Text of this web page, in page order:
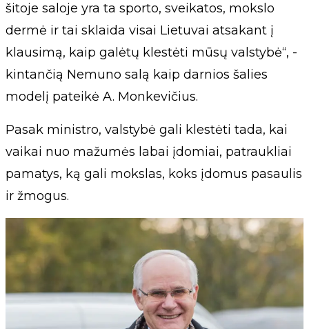
šitoje saloje yra ta sporto, sveikatos, mokslo
dermė ir tai sklaida visai Lietuvai atsakant į
klausimą, kaip galėtų klestėti mūsų valstybė“, -
kintančią Nemuno salą kaip darnios šalies
modelį pateikė A. Monkevičius.
Pasak ministro, valstybė gali klestėti tada, kai
vaikai nuo mažumės labai įdomiai, patraukliai
pamatys, ką gali mokslas, koks įdomus pasaulis
ir žmogus.